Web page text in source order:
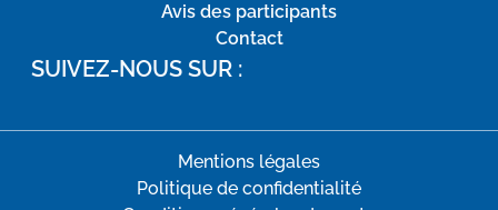
Avis des participants
Contact
SUIVEZ-NOUS SUR :
Mentions légales
Politique de confidentialité